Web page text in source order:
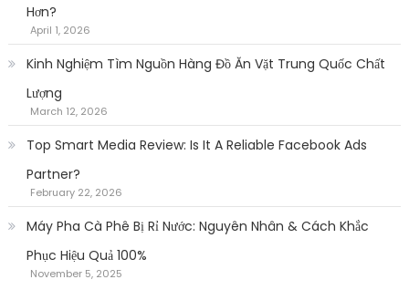
Hơn?
April 1, 2026
Kinh Nghiệm Tìm Nguồn Hàng Đồ Ăn Vặt Trung Quốc Chất
Lượng
March 12, 2026
Top Smart Media Review: Is It A Reliable Facebook Ads
Partner?
February 22, 2026
Máy Pha Cà Phê Bị Rỉ Nước: Nguyên Nhân & Cách Khắc
Phục Hiệu Quả 100%
November 5, 2025